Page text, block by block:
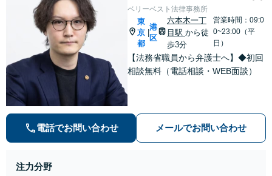
ベリーベスト法律事務所
東
京
都
港
区
六本木一丁
目駅 から徒
歩3分
営業時間：09:0
0~23:00（平
日）
【法務省職員から弁護士へ】◆初回
相談無料（電話相談・WEB面談）
電話でお問い合わせ メールでお問い合わせ
注力分野